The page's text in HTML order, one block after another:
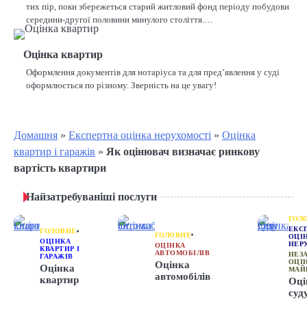
тих пір, поки збережеться старий житловий фонд періоду побудови
середини-другої половини минулого століття.…
Оцінка квартир
Оформлення документів для нотаріуса та для пред’явлення у суді
оформлюється по різному. Зверність на це увагу!
Домашня » Експертна оцінка нерухомості » Оцінка
квартир і гаражів » Як оцінювач визначає ринкову
вартість квартири
Найзатребуваніші послуги
ГОЛОВНЕ
ОЦІНКА
КВАРТИР І
ГАРАЖІВ
Оцінка
квартир
ГОЛОВНЕ
ОЦІНКА
АВТОМОБІЛІВ
Оцінка
автомобілів